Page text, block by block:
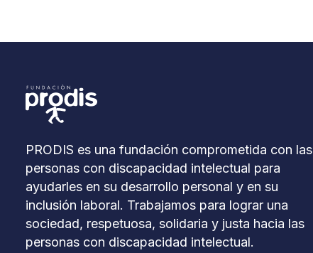
PRODIS es una fundación comprometida con las
personas con discapacidad intelectual para
ayudarles en su desarrollo personal y en su
inclusión laboral. Trabajamos para lograr una
sociedad, respetuosa, solidaria y justa hacia las
personas con discapacidad intelectual.